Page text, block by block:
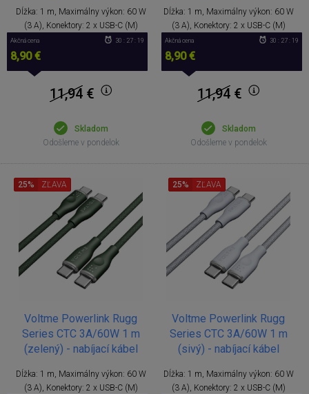
Dĺžka: 1 m, Maximálny výkon: 60 W
(3 A), Konektory: 2 x USB-C (M)
Akčná cena
8,90 €
30 : 27 : 18
11,94€
Skladom
Odošleme v pondelok
Dĺžka: 1 m, Maximálny výkon: 60 W
(3 A), Konektory: 2 x USB-C (M)
Akčná cena
8,90 €
30 : 27 : 18
11,94€
Skladom
Odošleme v pondelok
Voltme Powerlink Rugg
Series CTC 3A/60W 1 m
(zelený) - nabíjací kábel
Dĺžka: 1 m, Maximálny výkon: 60 W
(3 A), Konektory: 2 x USB-C (M)
25% ZĽAVA
Voltme Powerlink Rugg
Series CTC 3A/60W 1 m
(sivý) - nabíjací kábel
Dĺžka: 1 m, Maximálny výkon: 60 W
(3 A), Konektory: 2 x USB-C (M)
25% ZĽAVA